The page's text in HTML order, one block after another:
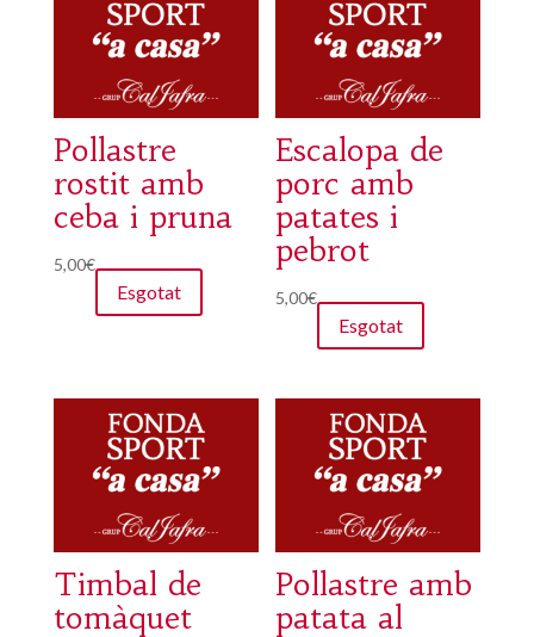
Pollastre
rostit amb
ceba i pruna
5,00€
Esgotat
Escalopa de
porc amb
patates i
pebrot
5,00€
Esgotat
Timbal de
tomàquet
Pollastre amb
patata al